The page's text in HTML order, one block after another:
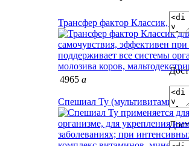
Трансфер фактор Классик, 90
4965 a
Спешиал Ту (мультивитамины)